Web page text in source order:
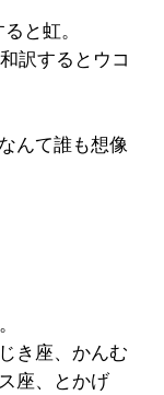
と虹。
訳するとウコ
んて誰も想像
き座、かんむ
座、とかげ